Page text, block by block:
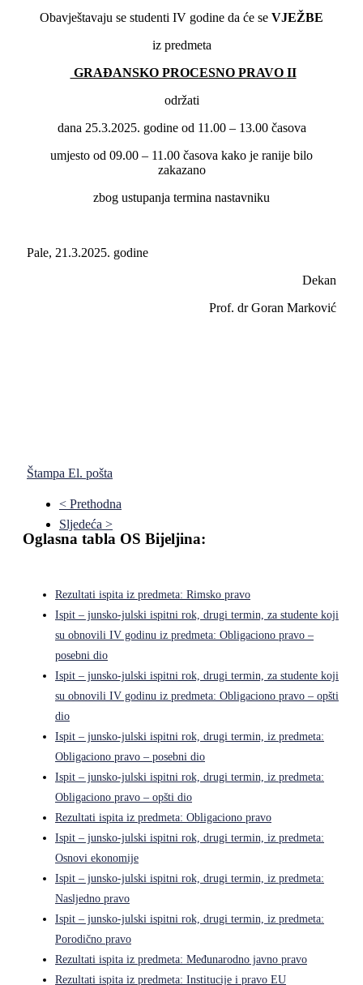
Obavještavaju se studenti IV godine da će se VJEŽBE
iz predmeta
GRAĐANSKO PROCESNO PRAVO II
održati
dana 25.3.2025. godine od 11.00 – 13.00 časova
umjesto od 09.00 – 11.00 časova kako je ranije bilo
zakazano
zbog ustupanja termina nastavniku
Pale, 21.3.2025. godine
Dekan
Prof. dr Goran Marković
Štampa El. pošta
< Prethodna
Sljedeća >
Oglasna tabla OS Bijeljina:
Rezultati ispita iz predmeta: Rimsko pravo
Ispit – junsko-julski ispitni rok, drugi termin, za studente koji
su obnovili IV godinu iz predmeta: Obligaciono pravo –
posebni dio
Ispit – junsko-julski ispitni rok, drugi termin, za studente koji
su obnovili IV godinu iz predmeta: Obligaciono pravo – opšti
dio
Ispit – junsko-julski ispitni rok, drugi termin, iz predmeta:
Obligaciono pravo – posebni dio
Ispit – junsko-julski ispitni rok, drugi termin, iz predmeta:
Obligaciono pravo – opšti dio
Rezultati ispita iz predmeta: Obligaciono pravo
Ispit – junsko-julski ispitni rok, drugi termin, iz predmeta:
Osnovi ekonomije
Ispit – junsko-julski ispitni rok, drugi termin, iz predmeta:
Nasljedno pravo
Ispit – junsko-julski ispitni rok, drugi termin, iz predmeta:
Porodično pravo
Rezultati ispita iz predmeta: Međunarodno javno pravo
Rezultati ispita iz predmeta: Institucije i pravo EU